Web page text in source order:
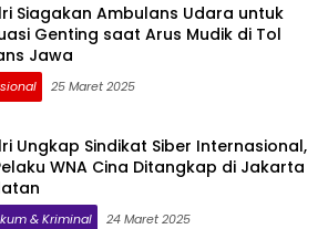
Siagakan Ambulans Udara untuk
Genting saat Arus Mudik di Tol
Jawa
25 Maret 2025
Ungkap Sindikat Siber Internasional,
WNA Cina Ditangkap di Jakarta
& Kriminal 24 Maret 2025